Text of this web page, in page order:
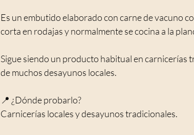
Es un embutido elaborado con carne de vacuno
corta en rodajas y normalmente se cocina a la
Sigue siendo un producto habitual en
de muchos desayunos locales.
📍 ¿Dónde probarlo?
Carnicerías locales y desayunos tradicionales.